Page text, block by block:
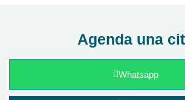
Agenda una
Whatsapp